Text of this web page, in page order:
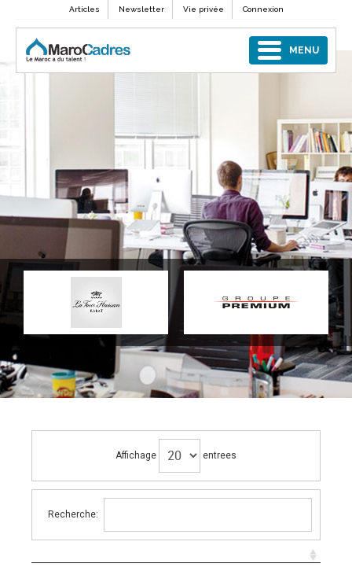
Articles Newsletter Vie privée Connexion
MENU
Affichage entrees
Recherche: